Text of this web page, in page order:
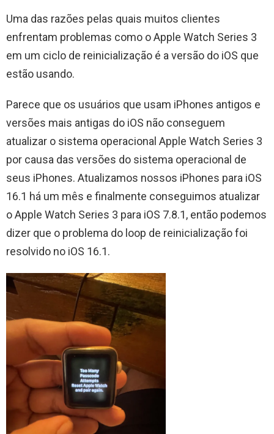
Uma das razões pelas quais muitos clientes
enfrentam problemas como o Apple Watch Series 3
em um ciclo de reinicialização é a versão do iOS que
estão usando.
Parece que os usuários que usam iPhones antigos e
versões mais antigas do iOS não conseguem
atualizar o sistema operacional Apple Watch Series 3
por causa das versões do sistema operacional de
seus iPhones. Atualizamos nossos iPhones para iOS
16.1 há um mês e finalmente conseguimos atualizar
o Apple Watch Series 3 para iOS 7.8.1, então podemos
dizer que o problema do loop de reinicialização foi
resolvido no iOS 16.1.